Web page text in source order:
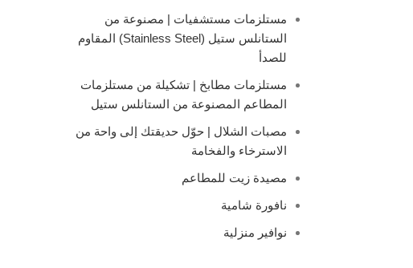
مستلزمات مستشفيات | مصنوعة من
الستانلس ستيل (Stainless Steel) المقاوم
للصدأ
مستلزمات مطابخ | تشكيلة من مستلزمات
المطاعم المصنوعة من الستانلس ستيل
مصبات الشلال | حوّل حديقتك إلى واحة من
الاسترخاء والفخامة
مصيدة زيت للمطاعم
نافورة شامية
نوافير منزلية